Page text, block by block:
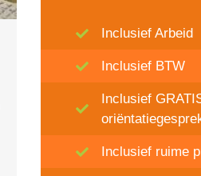
Inclusief Arbeid
Inclusief BTW
Inclusief
Inclusief ruime